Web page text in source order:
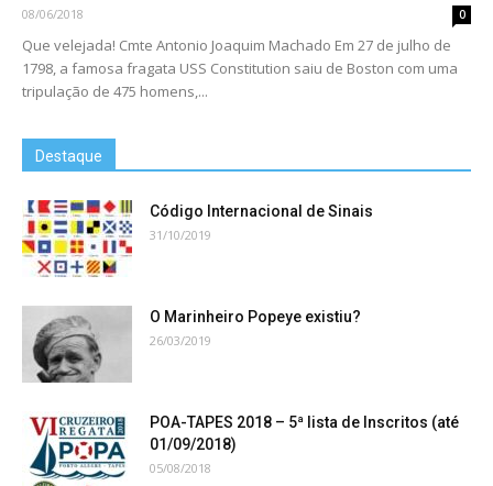
08/06/2018 0
Que velejada! Cmte Antonio Joaquim Machado Em 27 de julho de
1798, a famosa fragata USS Constitution saiu de Boston com uma
tripulação de 475 homens,...
Destaque
Código Internacional de Sinais
31/10/2019
O Marinheiro Popeye existiu?
26/03/2019
POA-TAPES 2018 – 5ª lista de Inscritos (até
01/09/2018)
05/08/2018